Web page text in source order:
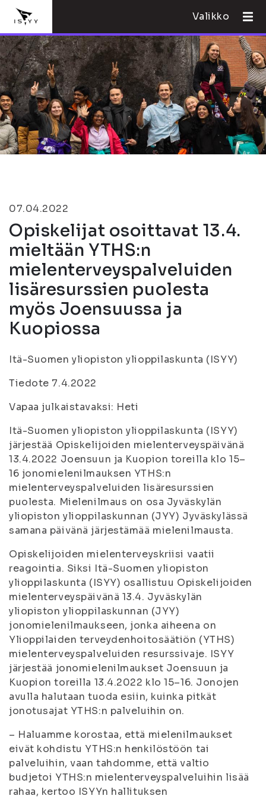
Valikko
07.04.2022
Opiskelijat osoittavat 13.4.
mieltään YTHS:n
mielenterveyspalveluiden
lisäresurssien puolesta
myös Joensuussa ja
Kuopiossa
Itä-Suomen yliopiston ylioppilaskunta (ISYY)
Tiedote 7.4.2022
Vapaa julkaistavaksi: Heti
Itä-Suomen yliopiston ylioppilaskunta (ISYY)
järjestää Opiskelijoiden mielenterveyspäivänä
13.4.2022 Joensuun ja Kuopion toreilla klo 15–
16 jonomielenilmauksen YTHS:n
mielenterveyspalveluiden lisäresurssien
puolesta. Mielenilmaus on osa Jyväskylän
yliopiston ylioppilaskunnan (JYY) Jyväskylässä
samana päivänä järjestämää mielenilmausta.
Opiskelijoiden mielenterveyskriisi vaatii
reagointia. Siksi Itä-Suomen yliopiston
ylioppilaskunta (ISYY) osallistuu Opiskelijoiden
mielenterveyspäivänä 13.4. Jyväskylän
yliopiston ylioppilaskunnan (JYY)
jonomielenilmaukseen, jonka aiheena on
Ylioppilaiden terveydenhoitosäätiön (YTHS)
mielenterveyspalveluiden resurssivaje. ISYY
järjestää jonomielenilmaukset Joensuun ja
Kuopion toreilla 13.4.2022 klo 15–16. Jonojen
avulla halutaan tuoda esiin, kuinka pitkät
jonotusajat YTHS:n palveluihin on.
– Haluamme korostaa, että mielenilmaukset
eivät kohdistu YTHS:n henkilöstöön tai
palveluihin, vaan tahdomme, että valtio
budjetoi YTHS:n mielenterveyspalveluihin lisää
rahaa, kertoo ISYYn hallituksen